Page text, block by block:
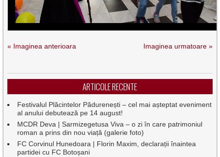
« Imaginea anterioara Imaginea urmatoare »
ARTICOLE RECENTE
Festivalul Plăcintelor Pădurenești – cel mai așteptat eveniment
al anului debutează pe 14 august!
MCDR Deva | Sarmizegetusa Viva – o zi în care patrimoniul
roman a prins din nou viață (galerie foto)
FC Corvinul Hunedoara | Florin Maxim, declarații înaintea
partidei cu FC Botoșani